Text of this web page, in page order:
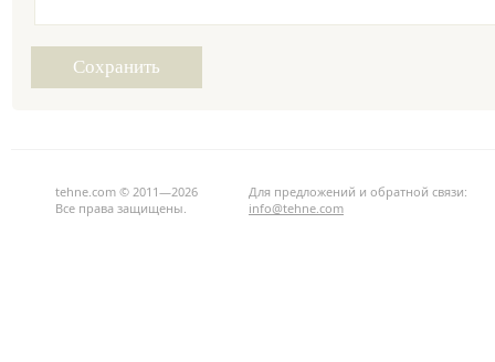
tehne.com © 2011—2026
Все права защищены.
Для предложений и обратной связи:
info@tehne.com